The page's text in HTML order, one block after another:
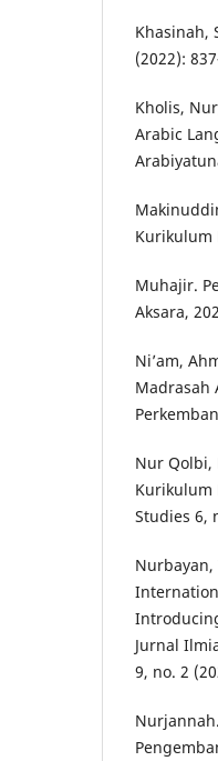
Khasinah,
(2022):
Kholis,
Arabic
Kurikulum
Muhajir.
Aksara,
Ni’am,
Madrasah
Nur Qolbi,
Kurikulum
Studies 6,
Nurbayan,
Jurnal
9, no. 2